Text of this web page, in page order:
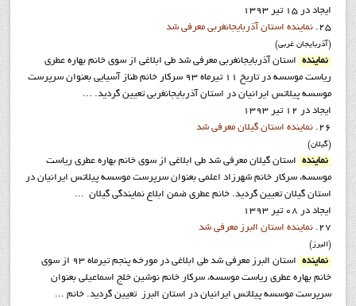
ایجاد در 15 تیر 1393
25.
نماينده استان آذربايجانغربي معرفي شد
(آذربايجان غربي)
نماينده
استان آذربايجانغربي معرفي شد طي ابلاغي از سوي خانم بهاره عطري
رياست موسسه در تاريخ 11 تيرماه 93 سرکار خانم طناز آسيايي بعنوان سرپرست
موسسه پيلاتس ايرانيان در استان آذربايجانغربي تعيين گرديد. ...
ایجاد در 12 تیر 1393
26.
نماينده استان گيلان معرفي شد
(گيلان)
نماينده
استان گيلان معرفي شد طي ابلاغي از سوي خانم بهاره عطري رياست
موسسه، سرکار خانم شهرزاد اعلمي بعنوان سرپرست موسسه پيلاتس ايرانيان در
استان گيلان تعيين گرديد. خانم عطری ضمن ابلاع نمایندگی گيلان ...
ایجاد در 08 تیر 1393
27.
نماينده استان البرز معرفي شد
(البرز)
نماينده
استان البرز معرفي شد طي ابلاغي در مورخه پنجم تيرماه 93 از سوي
خانم بهاره عطري رياست موسسه، سرکار خانم نوشين خلج اسماعيلي بعنوان
سرپرست موسسه پيلاتس ايرانيان در استان البرز تعيين گرديد. خانم ...